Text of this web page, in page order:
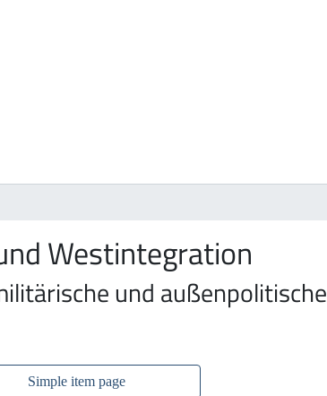
Westintegration
und
Simple item page